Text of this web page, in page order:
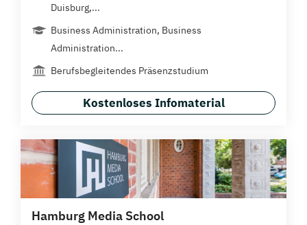
Duisburg,...
Business Administration, Business
Administration...
Berufsbegleitendes Präsenzstudium
Kostenloses Infomaterial
Hamburg Media School